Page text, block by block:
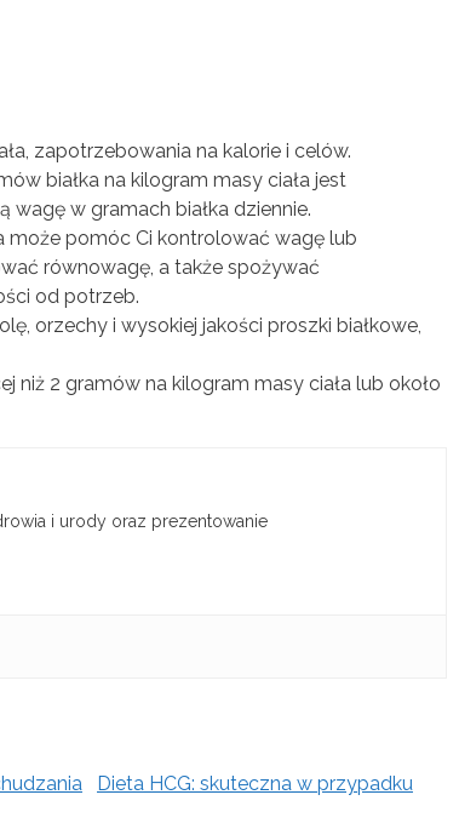
zapotrzebowania na kalorie i celów.
białka na kilogram masy ciała jest
w gramach białka dziennie.
może pomóc Ci kontrolować wagę lub
równowagę, a także spożywać
od potrzeb.
orzechy i wysokiej jakości proszki białkowe,
niż 2 gramów na kilogram masy ciała lub około
i urody oraz prezentowanie
Dieta HCG: skuteczna w przypadku